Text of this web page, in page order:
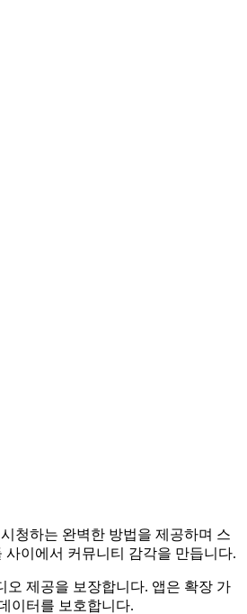
청하는 완벽한 방법을 제공하며 스
이에서 커뮤니티 감각을 만듭니다.
오 제공을 보장합니다. 앱은 확장 가
이터를 보호합니다.